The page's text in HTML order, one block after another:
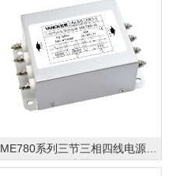
ME780系列三节三相四线电源滤
波器